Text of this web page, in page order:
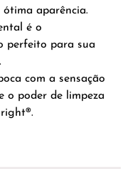
aparência.
é o
perfeito para sua
com a sensação
o poder de limpeza